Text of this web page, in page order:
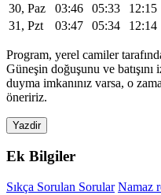
30, Paz
03:46 05:33 12:15
31, Pzt
03:47 05:34 12:14
Program, yerel camiler
Güneşin doğuşunu ve
duyma imkanınız varsa, o
öneririz.
Yazdir
Ek Bilgiler
Sıkça Sorulan Sorular Namaz